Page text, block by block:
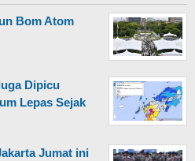
Bom Atom
Dipicu
Lepas Sejak
Jumat ini